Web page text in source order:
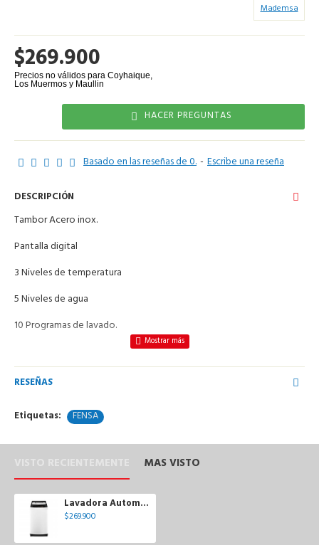
Basado en las reseñas de 0.- Escribe una reseña
$269.900
Mademsa
HACER PREGUNTAS
DESCRIPCIÓN
Tambor Acero inox.
Pantalla digital
3 Niveles de temperatura
5 Niveles de agua
10 Programas de lavado.
RESEÑAS
Etiquetas:
FENSA
MAS VISTO
Lavadora Automática BZG de 12 Kg Mademsa
$269.900